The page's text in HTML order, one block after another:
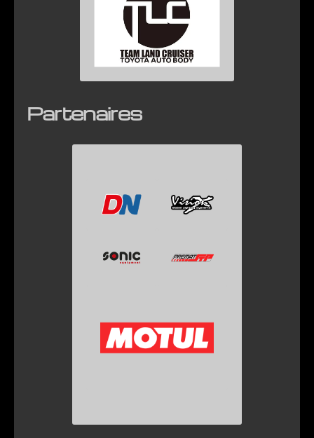
Partenaires